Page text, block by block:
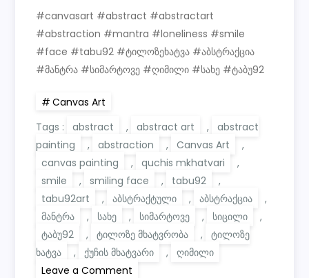
#canvasart #abstract #abstractart
#abstraction #mantra #loneliness #smile
#face #tabu92 #ტილოზეხატვა #აბსტრაქცია
#მანტრა #სიმარტოვე #ღიმილი #სახე #ტაბუ92
Canvas Art
Tags :
abstract , abstract art ,
abstract
painting
, abstraction , Canvas Art
,
canvas painting
, quchis mkhatvari
,
smile
, smiling face , tabu92
,
tabu92art
, აბსტრაქტული , აბსტრაქცია
,
მანტრა
, სახე , სიმარტოვე , სიცილი
,
ტაბუ92
, ტილოზე მხატვრობა ,
ტილოზე
ხატვა
, ქუჩის მხატვარი ,
ღიმილი
Leave a Comment